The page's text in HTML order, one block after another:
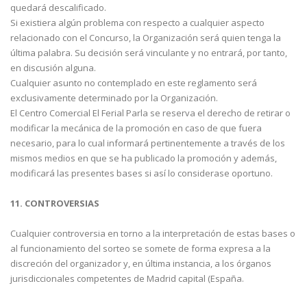
quedará descalificado.
Si existiera algún problema con respecto a cualquier aspecto
relacionado con el Concurso, la Organización será quien tenga la
última palabra. Su decisión será vinculante y no entrará, por tanto,
en discusión alguna.
Cualquier asunto no contemplado en este reglamento será
exclusivamente determinado por la Organización.
El Centro Comercial El Ferial Parla se reserva el derecho de retirar o
modificar la mecánica de la promoción en caso de que fuera
necesario, para lo cual informará pertinentemente a través de los
mismos medios en que se ha publicado la promoción y además,
modificará las presentes bases si así lo considerase oportuno.
11. CONTROVERSIAS
Cualquier controversia en torno a la interpretación de estas bases o
al funcionamiento del sorteo se somete de forma expresa a la
discreción del organizador y, en última instancia, a los órganos
jurisdiccionales competentes de Madrid capital (España.